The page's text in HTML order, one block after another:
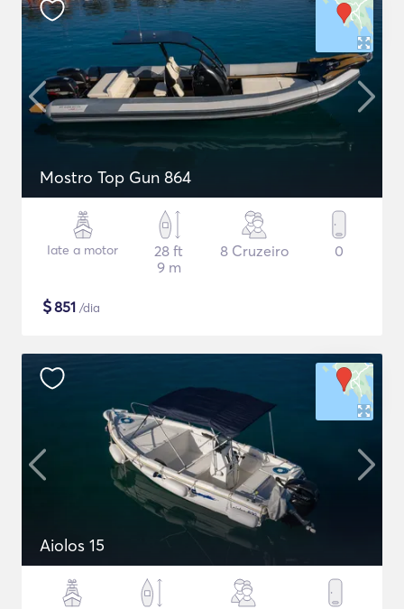
Mostro Top Gun 864
Iate a motor
28 ft
9 m
8 Cruzeiro 0
$851 /dia
Aiolos 15